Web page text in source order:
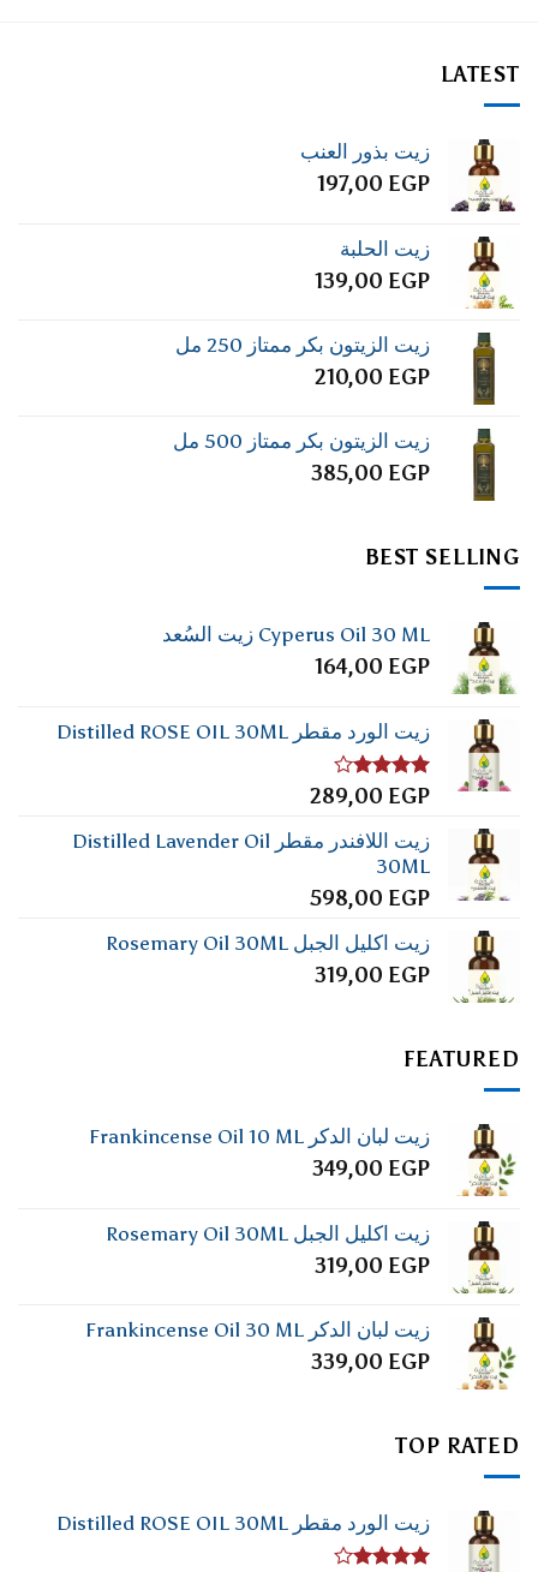
LATEST
زيت بذور العنب
197,00 EGP
زيت الحلبة
139,00 EGP
زيت الزيتون بكر ممتاز 250 مل
210,00 EGP
زيت الزيتون بكر ممتاز 500 مل
385,00 EGP
BEST SELLING
Cyperus Oil 30 ML زيت السُعد
164,00 EGP
زيت الورد مقطر Distilled ROSE OIL 30ML
تم
من
5
289,00 EGP
زيت اللافندر مقطر Distilled Lavender Oil
30ML
598,00 EGP
زيت اكليل الجبل Rosemary Oil 30ML
319,00 EGP
FEATURED
زيت لبان الدكر Frankincense Oil 10 ML
349,00 EGP
زيت اكليل الجبل Rosemary Oil 30ML
319,00 EGP
زيت لبان الدكر Frankincense Oil 30 ML
339,00 EGP
TOP RATED
زيت الورد مقطر Distilled ROSE OIL 30ML